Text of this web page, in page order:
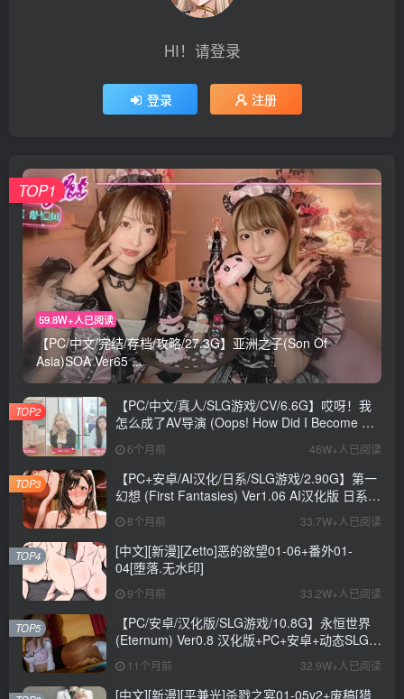
HI！请登录
登录 注册
59.8W+人已阅读
【PC/中文/完结/存档/攻略/27.3G】亚洲之子(Son Of
Asia)SOA Ver65 ...
TOP1
【PC/中文/真人/SLG游戏/CV/6.6G】哎呀！我
怎么成了AV导演 (Oops! How Did I Become An
AV Director?) Ver0.1.1 中文版+真人SLG游戏
+CV+6.6G
6个月前 46W+人已阅读
TOP2
【PC+安卓/AI汉化/日系/SLG游戏/2.90G】第一
幻想 (First Fantasies) Ver1.06 AI汉化版 日系
SLG游戏+2.90G
8个月前 33.7W+人已阅读
TOP3
[中文][新漫][Zetto]恶的欲望01-06+番外01-
04[堕落.无水印]
9个月前 33.2W+人已阅读
TOP4
【PC/安卓/汉化版/SLG游戏/10.8G】永恒世界
(Eternum) Ver0.8 汉化版+PC+安卓+动态SLG游
戏+10.8G
11个月前 32.9W+人已阅读
TOP5
[中文][新漫][平兼光]杀戮之宴01-05v2+废稿[猎